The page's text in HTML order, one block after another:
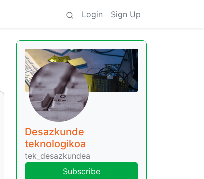
Login Sign Up
Desazkunde
teknologikoa
tek_desazkundea
Subscribe